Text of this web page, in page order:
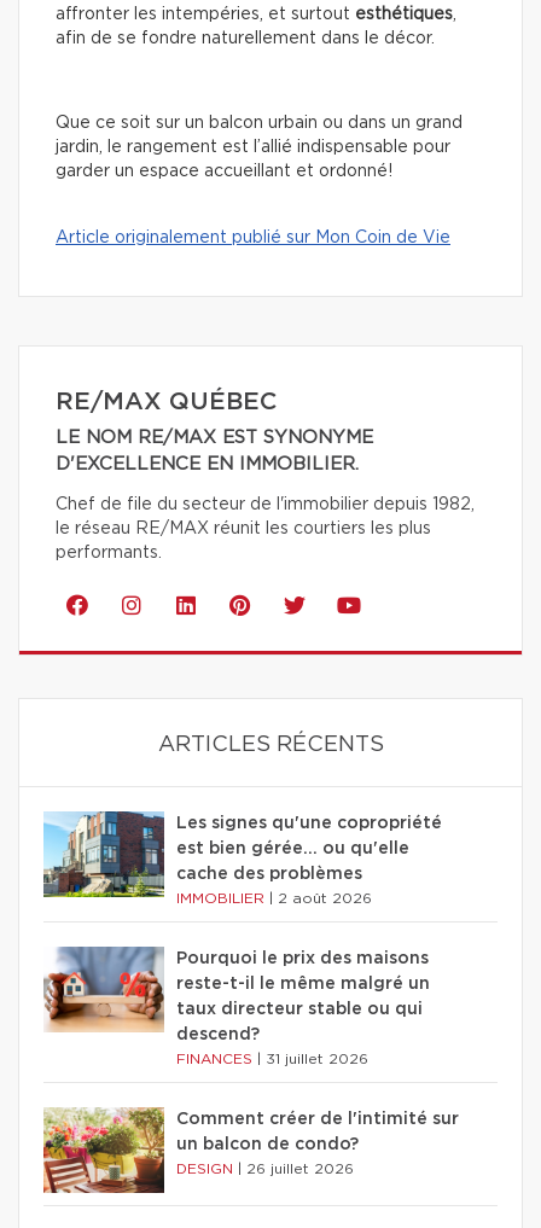
affronter les intempéries, et surtout esthétiques
afin de se fondre naturellement dans le décor.
Que ce soit sur un balcon urbain ou dans un grand
jardin, le rangement est l’allié indispensable pour
garder un espace accueillant et ordonné!
Article originalement publié sur Mon Coin de Vie
RE/MAX QUÉBEC
LE NOM RE/MAX EST SYNONYME
D'EXCELLENCE EN IMMOBILIER.
Chef de file du secteur de l'immobilier depuis 1982,
le réseau RE/MAX réunit les courtiers les plus
performants.
ARTICLES RÉCENTS
Les signes qu'une copropriété
est bien gérée… ou qu'elle
cache des problèmes
IMMOBILIER 2 août 2026
Pourquoi le prix des maisons
reste-t-il le même malgré un
taux directeur stable ou qui
descend?
FINANCES 31 juillet 2026
Comment créer de l'intimité sur
un balcon de condo?
DESIGN 26 juillet 2026